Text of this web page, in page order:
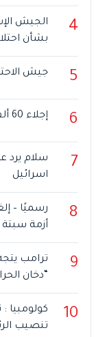
4
الجيش
بشأن
5 جيش
6 إجلاء 60 ألف شخص بسبب الحرائق في واشنطن
7
سلام يرد
اسرائيل
8
رسميًا –
أزمة سبتة
9
ترامب
“دخان
10
كولومبيا
تنصيب